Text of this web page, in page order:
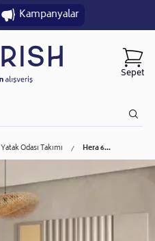
Kampanyalar
Sepet
Yatak Odası Takımı Hera 6...